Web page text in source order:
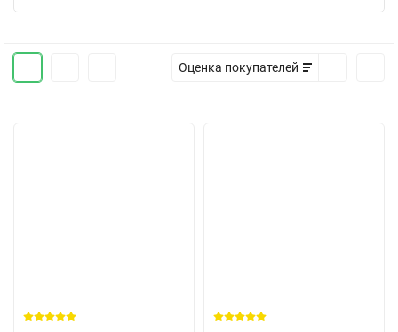
Оценка покупателей